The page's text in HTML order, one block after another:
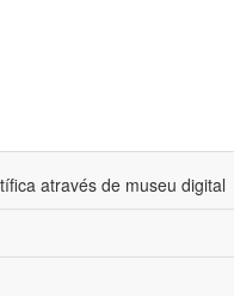
através de museu digital